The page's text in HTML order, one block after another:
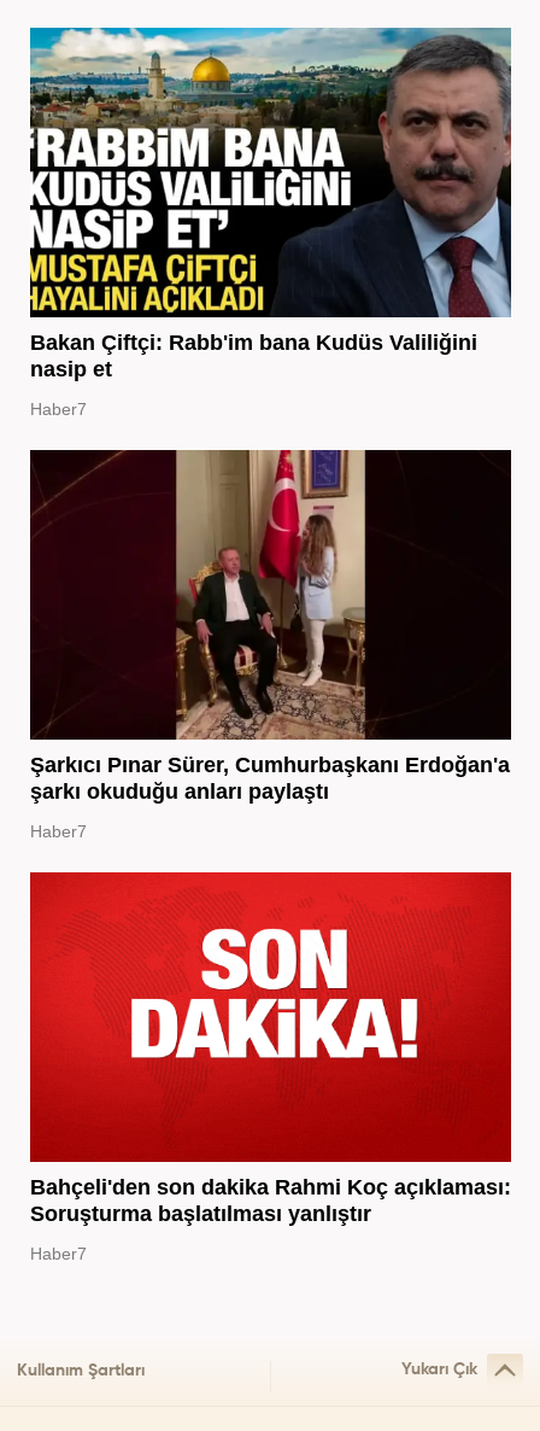
Bakan Çiftçi: Rabb'im bana Kudüs Valiliğini
nasip et
Haber7
Şarkıcı Pınar Sürer, Cumhurbaşkanı Erdoğan'a
şarkı okuduğu anları paylaştı
Haber7
Bahçeli'den son dakika Rahmi Koç açıklaması:
Soruşturma başlatılması yanlıştır
Haber7
Kullanım Şartları Yukarı Çık